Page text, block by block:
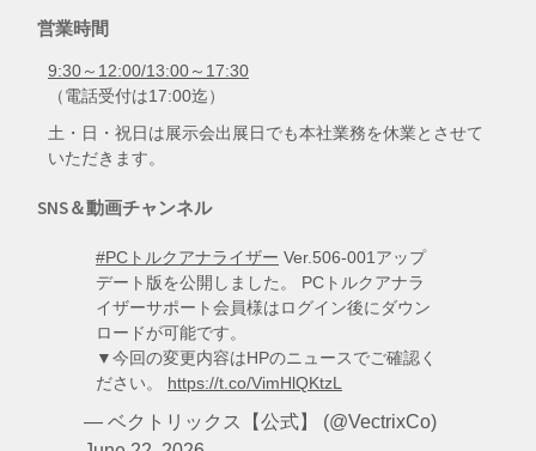
営業時間
9:30～12:00/13:00～17:30
（電話受付は17:00迄）
土・日・祝日は展示会出展日でも本社業務を休業とさせて
いただきます。
SNS＆動画チャンネル
#PCトルクアナライザー Ver.506-001アップ
デート版を公開しました。 PCトルクアナラ
イザーサポート会員様はログイン後にダウン
ロードが可能です。
▼今回の変更内容はHPのニュースでご確認く
ださい。 https://t.co/VimHlQKtzL
— ベクトリックス【公式】 (@VectrixCo)